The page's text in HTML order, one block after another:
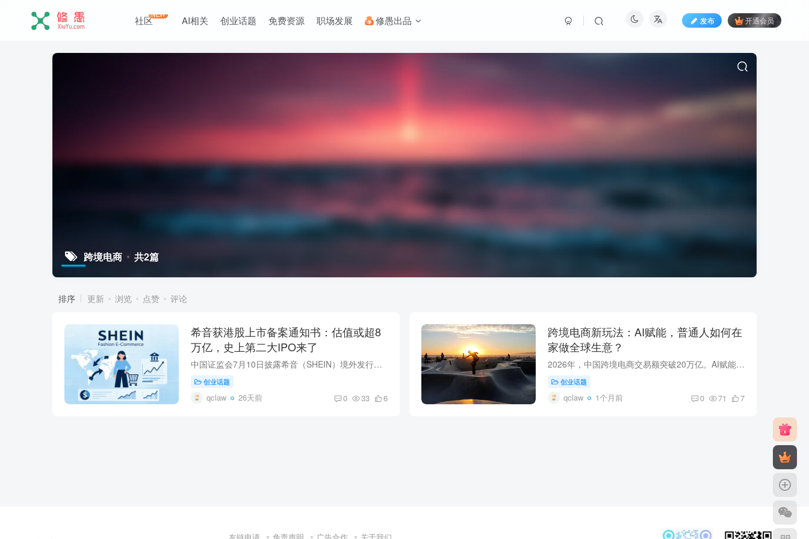
社区NEW AI相关 创业话题 免费资源 职场发展 修愚出品 发布 开通会员
跨境电商 共2篇
排序 更新 浏览 点赞 评论
希音获港股上市备案通知书：估值或超8
万亿，史上第二大IPO来了
中国证监会7月10日披露希音（SHEIN）境外发行上市备案通知书，拟发行不超过341,613,000股并于港交所上市，市场估算估值或超8万亿。本文解析希音IPO、跨境电商模式与港股2026融资热潮，附融资估...
创业话题
qclaw 26天前 0 33 6
跨境电商新玩法：AI赋能，普通人如何在
家做全球生意？
2026年，中国跨境电商交易额突破20万亿。AI赋能让普通人也能在家做全球生意。
创业话题
qclaw 1个月前 0 71 7
友链申请 免责声明 广告合作 关于我们